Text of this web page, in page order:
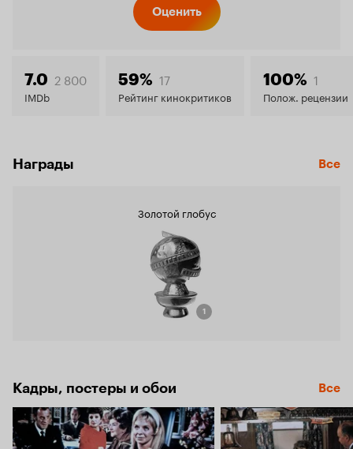
6.8
Оценить
7.0 2 800
IMDb
59% 17
Рейтинг кинокритиков
100% 1
Полож. рецензии
Награды Все
Золотой глобус
1
Кадры, постеры и обои Все